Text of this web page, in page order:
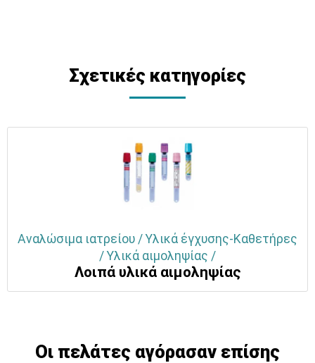
Σχετικές κατηγορίες
Αναλώσιμα ιατρείου / Υλικά έγχυσης-Καθετήρες
/ Υλικά αιμοληψίας /
Λοιπά υλικά αιμοληψίας
Οι πελάτες αγόρασαν επίσης